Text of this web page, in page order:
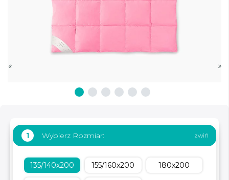
« »
1 Wybierz Rozmiar:
135/140x200 155/160x200 180x200